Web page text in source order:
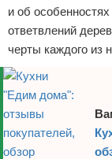
и об
ответвлений
черты каждого из